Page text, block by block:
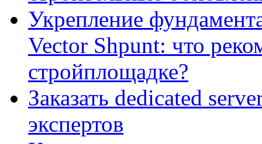
Укрепление
Vector Shpunt: что
стройплощадке?
Заказать dedicated
экспертов